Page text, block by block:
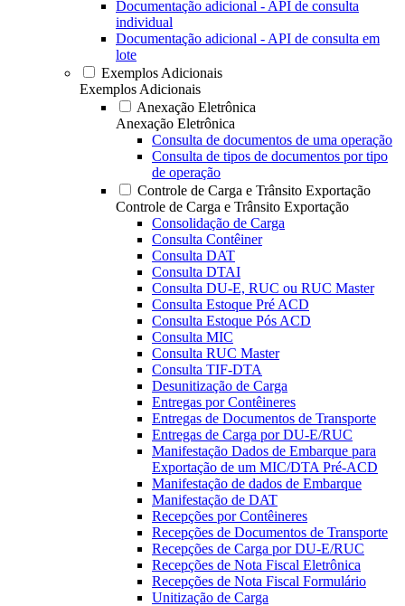
Documentação adicional - API de consulta
individual
Documentação adicional - API de consulta em
lote
Exemplos Adicionais
Exemplos Adicionais
Anexação Eletrônica
Anexação Eletrônica
Consulta de documentos de uma operação
Consulta de tipos de documentos por tipo
de operação
Controle de Carga e Trânsito Exportação
Controle de Carga e Trânsito Exportação
Consolidação de Carga
Consulta Contêiner
Consulta DAT
Consulta DTAI
Consulta DU-E, RUC ou RUC Master
Consulta Estoque Pré ACD
Consulta Estoque Pós ACD
Consulta MIC
Consulta RUC Master
Consulta TIF-DTA
Desunitização de Carga
Entregas por Contêineres
Entregas de Documentos de Transporte
Entregas de Carga por DU-E/RUC
Manifestação Dados de Embarque para
Exportação de um MIC/DTA Pré-ACD
Manifestação de dados de Embarque
Manifestação de DAT
Recepções por Contêineres
Recepções de Documentos de Transporte
Recepções de Carga por DU-E/RUC
Recepções de Nota Fiscal Eletrônica
Recepções de Nota Fiscal Formulário
Unitização de Carga